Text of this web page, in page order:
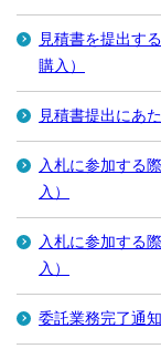
見積書を提出す
購入）
見積書提出にあ
入札に参加する
入）
入札に参加する
入）
委託業務完了通